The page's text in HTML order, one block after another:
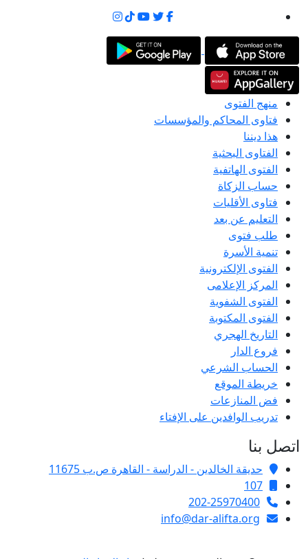
منهج الفتوى
فتاوى المحاكم والمؤسسات
هذا ديننا
الفتاوى البحثية
الفتوى الهاتفية
حساب الزكاة
فتاوى الأقليات
التعليم عن بعد
طلب فتوى
تنمية الأسرة
الفتوى الإلكترونية
المركز الإعلامى
الفتوى الشفوية
الفتوى المكتوبة
التاريخ الهجري
فروع الدار
الحساب الشرعي
خريطة الموقع
فض المنازعات
تدريب الوافدين على الإفتاء
اتصل بنا
حديقة الخالدين - الدراسة - القاهرة ص.ب 11675
107
202-25970400
info@dar-alifta.org